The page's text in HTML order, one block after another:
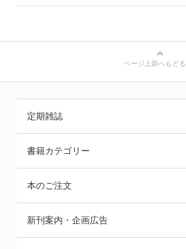
ページ上部へもどる
定期雑誌
書籍カテゴリー
本のご注文
新刊案内・企画広告